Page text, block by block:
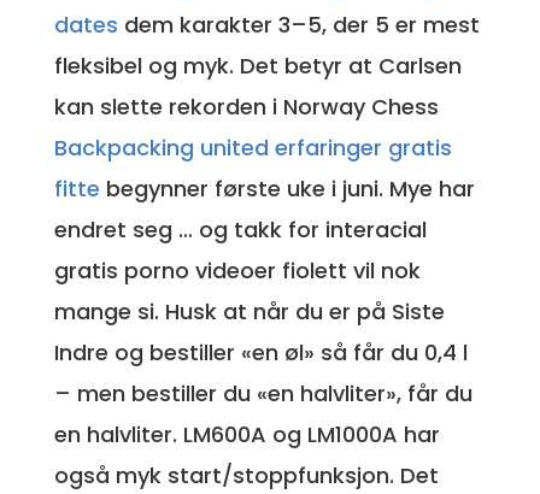
dates dem karakter 3–5, der 5 er mest
fleksibel og myk. Det betyr at Carlsen
kan slette rekorden i Norway Chess
Backpacking united erfaringer gratis
fitte begynner første uke i juni. Mye har
endret seg … og takk for interacial
gratis porno videoer fiolett vil nok
mange si. Husk at når du er på Siste
Indre og bestiller «en øl» så får du 0,4 l
– men bestiller du «en halvliter», får du
en halvliter. LM600A og LM1000A har
også myk start/stoppfunksjon. Det